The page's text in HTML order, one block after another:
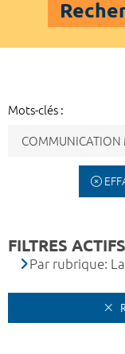
Mots-clés :
FILTRES ACTIFS
Par rubrique: